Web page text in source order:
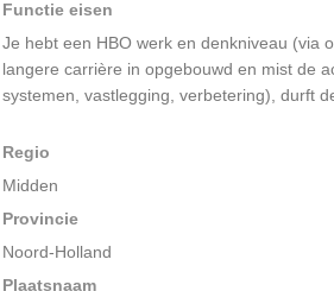
Functie eisen
Je hebt een HBO werk en denkniveau (via
langere carrière in opgebouwd en mist de
systemen, vastlegging, verbetering), durft
Regio
Midden
Provincie
Noord-Holland
Plaatsnaam